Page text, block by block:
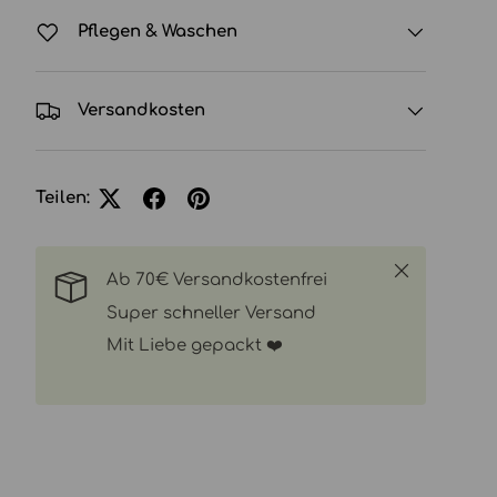
Pflegen & Waschen
Versandkosten
Teilen:
Ab 70€ Versandkostenfrei
Super schneller Versand
Mit Liebe gepackt ❤️
Schließen